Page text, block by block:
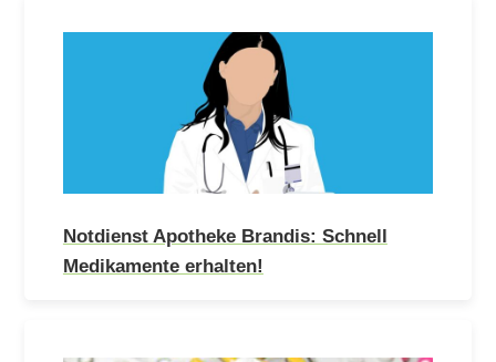
Notdienst Apotheke Brandis: Schnell
Medikamente erhalten!